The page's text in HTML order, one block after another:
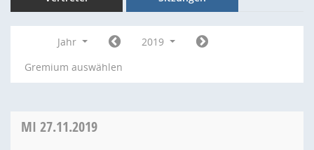
Jahr
2019
Gremium auswählen
MI 27.11.2019